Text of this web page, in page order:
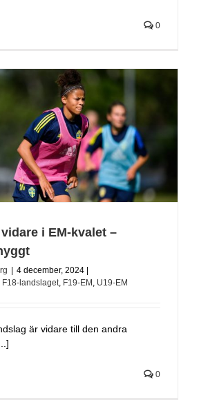
0
i EM-kvalet –
4 december, 2024 |
F18-landslaget, F19-EM , U19-EM
är vidare till den andra
0